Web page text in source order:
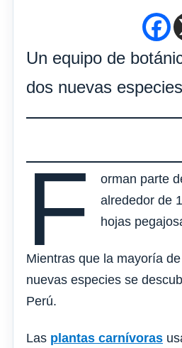
Un equipo de
dos nuevas
F
orman parte
alrededor de
hojas
Mientras que la mayoría
nuevas especies se
Perú.
Las plantas carnívoras